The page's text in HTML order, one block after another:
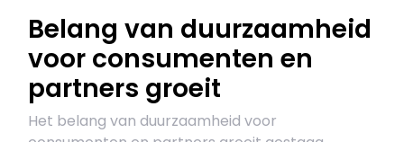
Belang van duurzaamheid
voor consumenten en
partners groeit
Het belang van duurzaamheid voor